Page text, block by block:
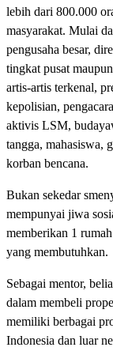
lebih dari 800.000
masyarakat. Mulai
pengusaha besar,
tingkat pusat
artis-artis terkenal,
kepolisian,
aktivis LSM,
tangga, mahasiswa,
korban bencana.
Bukan sekedar
mempunyai jiwa
memberikan 1
yang membutuhkan.
Sebagai mentor,
dalam membeli
memiliki berbagai
Indonesia dan luar